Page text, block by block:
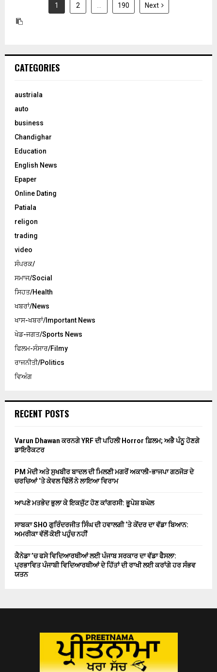
1 2 … 190 Next
CATEGORIES
austriala
auto
business
Chandighar
Education
English News
Epaper
Online Dating
Patiala
religon
trading
video
ਸੰਪਰਕ/
ਸਮਾਜ/Social
ਸਿਹਤ/Health
ਖਬਰਾਂ/News
ਖਾਸ-ਖਬਰਾਂ/Important News
ਖੇਡ-ਜਗਤ/Sports News
ਫਿਲਮ-ਸੰਸਾਰ/Filmy
ਰਾਜਨੀਤੀ/Politics
ਵਿਅੰਗ
RECENT POSTS
Varun Dhawan ਕਰਨਗੇ YRF ਦੀ ਪਹਿਲੀ Horror ਫ਼ਿਲਮ; ਅਭੈ ਪੰਨੂ ਹੋਣਗੇ
ਡਾਇਰੈਕਟਰ
PM ਮੋਦੀ ਅਤੇ ਸੁਖਬੀਰ ਬਾਦਲ ਦੀ ਮਿਲਣੀ ਮਗਰੋਂ ਅਕਾਲੀ-ਭਾਜਪਾ ਗਠਜੋੜ ਦੇ
ਚਰਚਿਆਂ ‘ਤੇ ਕੇਵਲ ਢਿੱਲੋਂ ਨੇ ਲਾਇਆ ਵਿਰਾਮ
ਆਪਣੇ ਮਤਭੇਦ ਭੁਲਾ ਕੇ ਇਕਜੁੱਟ ਹੋਣ ਕਾਂਗਰਸੀ: ਭੂਪੇਸ਼ ਬਘੇਲ
ਸਾਬਕਾ SHO ਗੁਰਿੰਦਰਜੀਤ ਸਿੰਘ ਦੀ ਹਵਾਲਗੀ ‘ਤੇ ਕੇਂਦਰ ਦਾ ਵੱਡਾ ਬਿਆਨ:
ਅਮਰੀਕਾ ਵੱਲੋਂ ਕੋਈ ਪਹੁੰਚ ਨਹੀਂ
ਕੈਨੇਡਾ ’ਚ ਫਸੇ ਵਿਦਿਆਰਥੀਆਂ ਲਈ ਪੰਜਾਬ ਸਰਕਾਰ ਦਾ ਵੱਡਾ ਫੈਸਲਾ:
ਪ੍ਰਭਾਵਿਤ ਪੰਜਾਬੀ ਵਿਦਿਆਰਥੀਆਂ ਦੇ ਹਿੱਤਾਂ ਦੀ ਰਾਖੀ ਲਈ ਕਰਾਂਗੇ ਹਰ ਸੰਭਵ
ਯਤਨ